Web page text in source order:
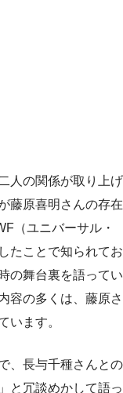
人の関係が取り上げ
藤原喜明さんの存在
（ユニバーサル・
たことで知られてお
の舞台裏を語ってい
容の多くは、藤原さ
います。
、長与千種さんとの
と冗談めかして語っ